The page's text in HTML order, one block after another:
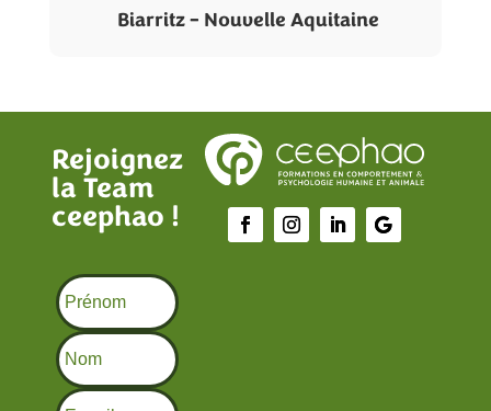
Biarritz – Nouvelle Aquitaine
Rejoignez
la Team
ceephao !